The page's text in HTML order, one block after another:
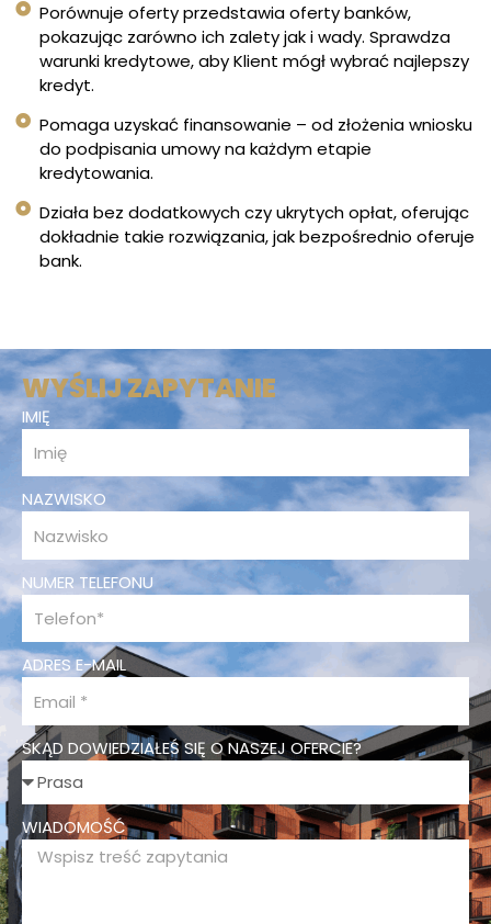
Porównuje oferty przedstawia oferty banków,
pokazując zarówno ich zalety jak i wady. Sprawdza
warunki kredytowe, aby Klient mógł wybrać najlepszy
kredyt.
Pomaga uzyskać finansowanie – od złożenia wniosku
do podpisania umowy na każdym etapie
kredytowania.
Działa bez dodatkowych czy ukrytych opłat, oferując
dokładnie takie rozwiązania, jak bezpośrednio oferuje
bank.
WYŚLIJ ZAPYTANIE
IMIĘ
NAZWISKO
NUMER TELEFONU
ADRES E-MAIL
SKĄD DOWIEDZIAŁEŚ SIĘ O NASZEJ OFERCIE?
WIADOMOŚĆ